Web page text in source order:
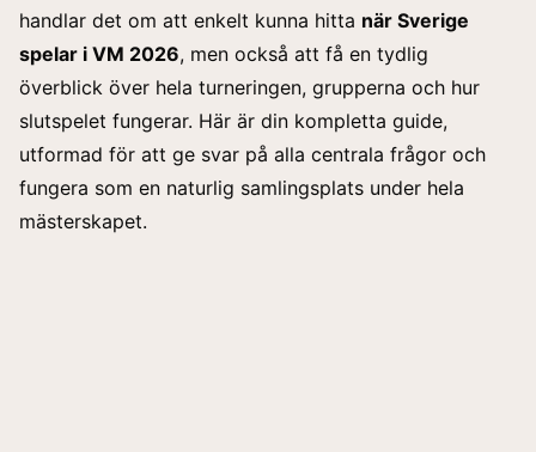
handlar det om att enkelt kunna hitta när Sverige
spelar i VM 2026, men också att få en tydlig
överblick över hela turneringen, grupperna och hur
slutspelet fungerar. Här är din kompletta guide,
utformad för att ge svar på alla centrala frågor och
fungera som en naturlig samlingsplats under hela
mästerskapet.